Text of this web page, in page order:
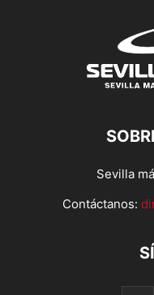
Sevilla
Contáctanos: